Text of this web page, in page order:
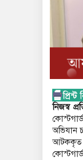
নিজস্ব
অভিযান
আটককৃত